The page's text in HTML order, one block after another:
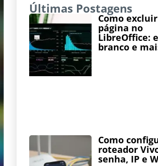
Últimas Postagens
Como excluir
página no
LibreOffice:
branco e
Como
roteador
senha, IP e